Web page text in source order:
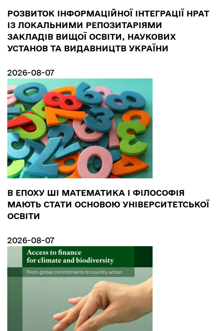
РОЗВИТОК ІНФОРМАЦІЙНОЇ ІНТЕГРАЦІЇ НРАТ
ІЗ ЛОКАЛЬНИМИ РЕПОЗИТАРІЯМИ
ЗАКЛАДІВ ВИЩОЇ ОСВІТИ, НАУКОВИХ
УСТАНОВ ТА ВИДАВНИЦТВ УКРАЇНИ
2026-08-07
В ЕПОХУ ШІ МАТЕМАТИКА І ФІЛОСОФІЯ
МАЮТЬ СТАТИ ОСНОВОЮ УНІВЕРСИТЕТСЬКОЇ
ОСВІТИ
2026-08-07